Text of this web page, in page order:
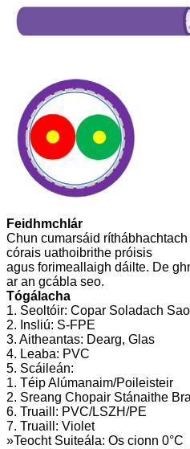
Feidhmchlár
Chun cumarsáid
córais uathoibrithe próisis
agus forimeallaigh dáilte. De
ar an gcábla seo.
Tógálacha
1. Seoltóir: Copar Soladach
2. Insliú: S-FPE
3. Aitheantas: Dearg, Glas
4. Leaba: PVC
5. Scáileán:
1. Téip Alúmanaim/Poileisteir
2. Sreang Chopair Stánaithe
6. Truaill: PVC/LSZH/PE
7. Truaill: Violet
»Teocht Suiteála: Os cionn 0°C